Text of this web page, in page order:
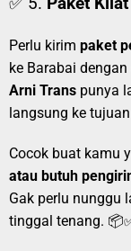
Perlu kirim paket
ke Barabai dengan
Arni Trans punya
langsung ke
Cocok buat kamu
atau butuh
Gak perlu nunggu
tinggal tenang.